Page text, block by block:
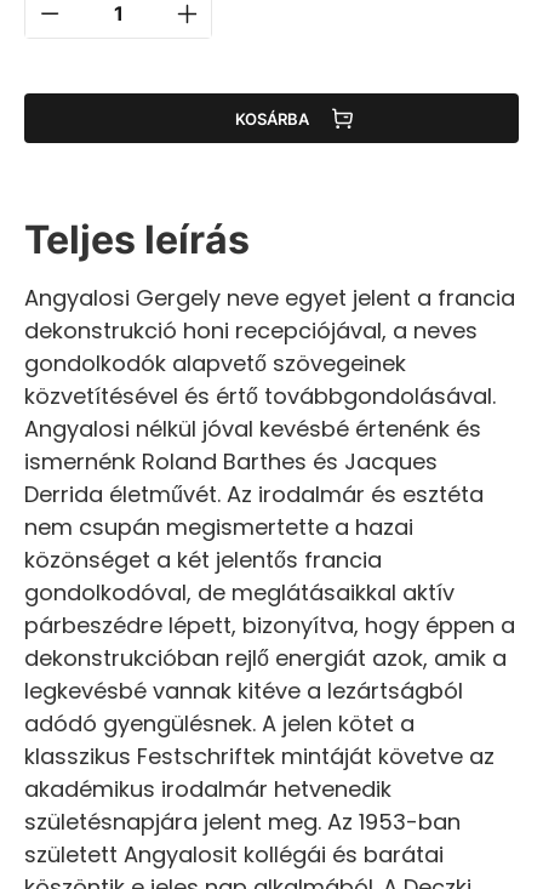
KOSÁRBA
Teljes leírás
Angyalosi Gergely neve egyet jelent a francia
dekonstrukció honi recepciójával, a neves
gondolkodók alapvető szövegeinek
közvetítésével és értő továbbgondolásával.
Angyalosi nélkül jóval kevésbé értenénk és
ismernénk Roland Barthes és Jacques
Derrida életművét. Az irodalmár és esztéta
nem csupán megismertette a hazai
közönséget a két jelentős francia
gondolkodóval, de meglátásaikkal aktív
párbeszédre lépett, bizonyítva, hogy éppen a
dekonstrukcióban rejlő energiát azok, amik a
legkevésbé vannak kitéve a lezártságból
adódó gyengülésnek. A jelen kötet a
klasszikus Festschriftek mintáját követve az
akadémikus irodalmár hetvenedik
születésnapjára jelent meg. Az 1953-ban
született Angyalosit kollégái és barátai